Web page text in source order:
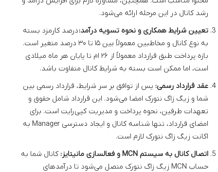
رشد کانال در این مرحله ارائه می‌شود.
تعیین شرایط همکاری و نحوه تسویه درآمد:درصد کارمزد بسته
به نوع کانال و مخاطبین معمولاً بین ۱۵ تا ۳۰ درصد متغیر است.
بازه پرداخت طبق قرارداد معمولاً از ۲۶ ام تا پایان هر ماه میلادی
است، اما ممکن است بسته به شرایط کانال متفاوت باشد.
عقد قرارداد رسمی: پس از توافق بر سر شرایط، قرارداد رسمی بین
شما و زیگ زاگ نتورک امضا می‌شود. این قرارداد شامل حقوق و
تعهدات طرفین، نحوه پرداخت و مدیریت کپی‌رایت است. برای
امضای قرارداد، تنها شناسه کانال و ایجاد دسترسی Manager به
اکانت زیگ زاگ نتورک لازم است.
اتصال کانال به سیستم MCN و فعالسازی مانیتایز:
کانال شما به
حساب MCN زیگ زاگ نتورک متصل می‌شود تا درآمدهای